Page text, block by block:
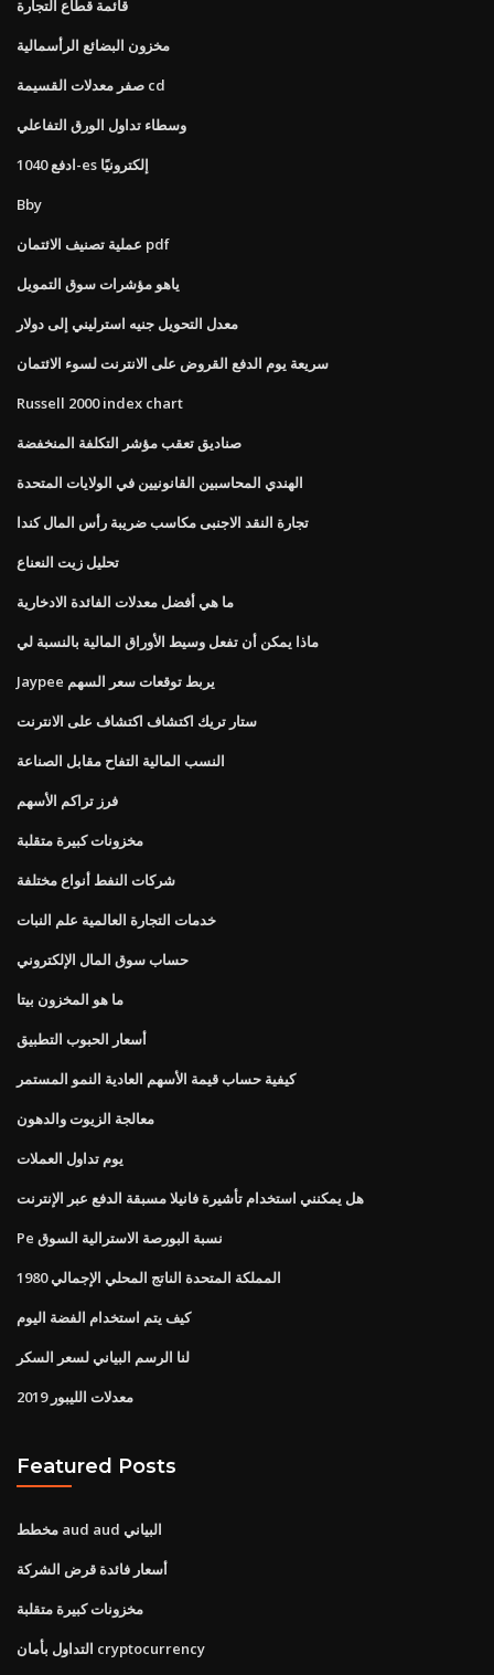
قائمة قطاع التجارة
مخزون البضائع الرأسمالية
صفر معدلات القسيمة cd
وسطاء تداول الورق التفاعلي
ادفع 1040-es إلكترونيًا
Bby
عملية تصنيف الائتمان pdf
ياهو مؤشرات سوق التمويل
معدل التحويل جنيه استرليني إلى دولار
سريعة يوم الدفع القروض على الانترنت لسوء الائتمان
Russell 2000 index chart
صناديق تعقب مؤشر التكلفة المنخفضة
الهندي المحاسبين القانونيين في الولايات المتحدة
تجارة النقد الاجنبى مكاسب ضريبة رأس المال كندا
تحليل زيت النعناع
ما هي أفضل معدلات الفائدة الادخارية
ماذا يمكن أن تفعل وسيط الأوراق المالية بالنسبة لي
Jaypee يربط توقعات سعر السهم
ستار تريك اكتشاف اكتشاف على الانترنت
النسب المالية التفاح مقابل الصناعة
فرز تراكم الأسهم
مخزونات كبيرة متقلبة
شركات النفط أنواع مختلفة
خدمات التجارة العالمية علم النبات
حساب سوق المال الإلكتروني
ما هو المخزون بيتا
أسعار الحبوب التطبيق
كيفية حساب قيمة الأسهم العادية النمو المستمر
معالجة الزيوت والدهون
يوم تداول العملات
هل يمكنني استخدام تأشيرة فانيلا مسبقة الدفع عبر الإنترنت
Pe نسبة البورصة الاسترالية السوق
المملكة المتحدة الناتج المحلي الإجمالي 1980
كيف يتم استخدام الفضة اليوم
لنا الرسم البياني لسعر السكر
2019 معدلات الليبور
Featured Posts
مخطط aud aud البياني
أسعار فائدة قرض الشركة
مخزونات كبيرة متقلبة
التداول بأمان cryptocurrency